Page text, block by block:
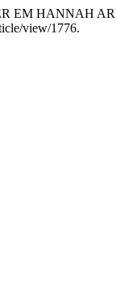
EM HANNAH
view/1776.